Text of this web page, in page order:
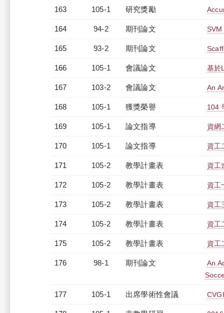
163 105-1 研究獎勵
164 94-2 期刊論文
165 93-2 期刊論文
166 105-1 會議論文 基於
167 103-2 會議論文 An
168 105-1 獲獎榮譽 104
169 105-1 論文指導 資網
170 105-1 論文指導 資工
171 105-2 教學計畫表 資工
172 105-2 教學計畫表 資工
173 105-2 教學計畫表 資工
174 105-2 教學計畫表 資工
175 105-2 教學計畫表 資工
176 98-1 期刊論文
An
177 105-1 出席學術性會議